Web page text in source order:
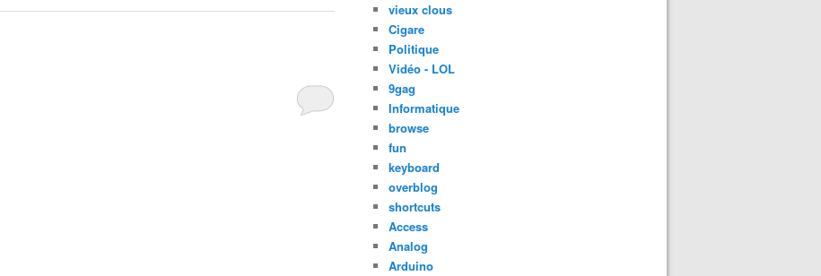
vieux clous
Cigare
Politique
Vidéo - LOL
9gag
Informatique
browse
fun
keyboard
overblog
shortcuts
Access
Analog
Arduino